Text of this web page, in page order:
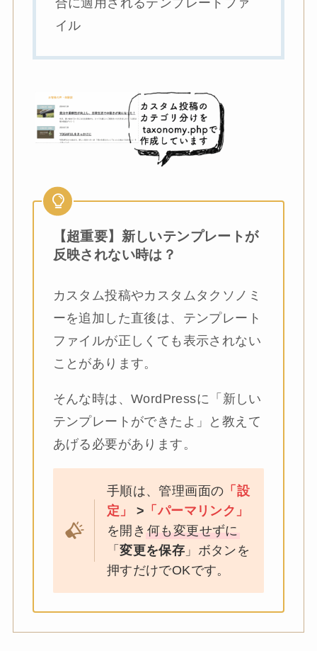
合に適用されるテンプレートファ
イル
【超重要】新しいテンプレートが
反映されない時は？
カスタム投稿やカスタムタクソノミ
ーを追加した直後は、テンプレート
ファイルが正しくても表示されない
ことがあります。
そんな時は、WordPressに「新しい
テンプレートができたよ」と教えて
あげる必要があります。
手順は、管理画面の 「設
定」
> 「パーマリンク」
を開き 何も変更せずに
「変更を保存 」ボタンを
押すだけでOKです。